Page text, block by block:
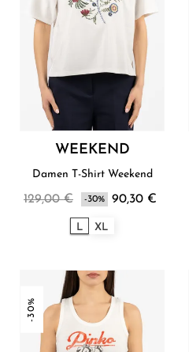
WEEKEND
Damen T-Shirt Weekend
129,00 € -30% 90,30 €
L XL
-30%